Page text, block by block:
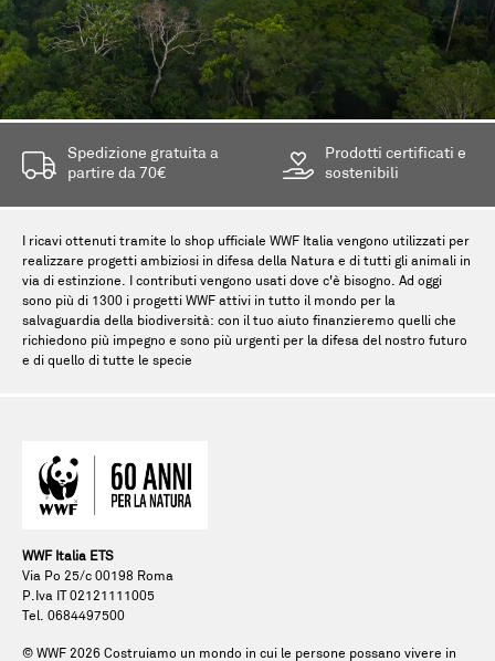
Spedizione gratuita a
partire da 70€
Prodotti certificati e
sostenibili
I ricavi ottenuti tramite lo shop ufficiale WWF Italia vengono utilizzati per
realizzare progetti ambiziosi in difesa della Natura e di tutti gli animali in
via di estinzione. I contributi vengono usati dove c'è bisogno. Ad oggi
sono più di 1300 i progetti WWF attivi in tutto il mondo per la
salvaguardia della biodiversità: con il tuo aiuto finanzieremo quelli che
richiedono più impegno e sono più urgenti per la difesa del nostro futuro
e di quello di tutte le specie
WWF Italia ETS
Via Po 25/c 00198 Roma
P.Iva IT 02121111005
Tel. 0684497500
© WWF 2026 Costruiamo un mondo in cui le persone possano vivere in